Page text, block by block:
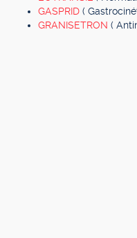
GASPRID (
GRANISETRON (